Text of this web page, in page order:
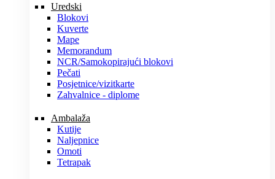
Uredski
Blokovi
Kuverte
Mape
Memorandum
NCR/Samokopirajući blokovi
Pečati
Posjetnice/vizitkarte
Zahvalnice - diplome
Ambalaža
Kutije
Naljepnice
Omoti
Tetrapak